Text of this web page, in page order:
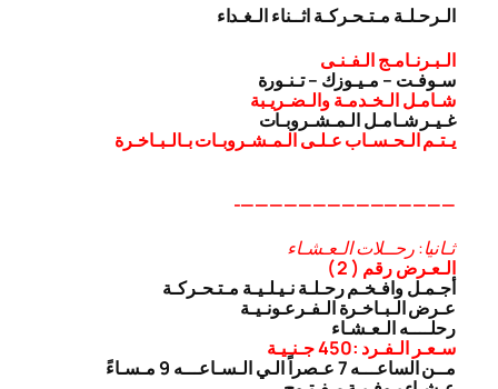
الـرحـلـة مـتـحـركـة اثــناء الـغـداء
الـبـرنـامـج الـفـنـى
سـوفـت – مـيـوزك – تـنـورة
شـامـل الـخـدمـة والـضـريـبة
غـيـر شـامـل الـمـشـروبـات
يـتـم الـحـسـاب عـلـى الـمـشـروبـات بـالـبـاخـرة
———————————————-
ثـانيا: رحــلات الـعـشـاء
الـعـرض رقم ( 2 )
أجـمـل وافـخـم رحـلـة نـيـلـيـة مـتـحـركـة
عـرض الـبـاخـرة الـفـرعـونـيـة
رحلــــه الـعـشـاء
سـعـر الـفـرد :450 جـنـيـة
مــن الساعـــه 7 عـصراً الـي الـسـاعـــه 9 مـسـاءً